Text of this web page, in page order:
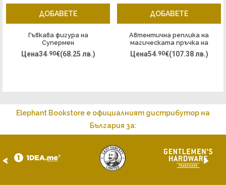
ДОБАВЕТЕ
Гъвкава фигура на
Супермен
Цена34.90€(68.25 лв.)
ДОБАВЕТЕ
Автентична реплика на
магическата пръчка на
Джини Уизли
Цена54.90€(107.38 лв.)
Elephant Bookstore е официалният дистрибутор на
България за:
< >